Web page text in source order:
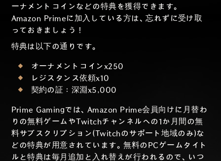
ーナメントコインなどの特典を獲得できます。
Amazon Primeに加入している方は、忘れずに受け取
っておきましょう！
特典は以下の通りです。
オーナメントコインx250
レジスタンス依頼x10
契約の証：深淵x5,000
Prime Gamingでは、Amazon Prime会員向けに月替わ
りの無料ゲームやTwitchチャンネルへの1か月間の無
料サブスクリプション(Twitchのサポート地域のみ)な
どの特典が用意されています。無料のPCゲームタイト
ルと特典は毎月追加と入れ替えが行われるので、いつ